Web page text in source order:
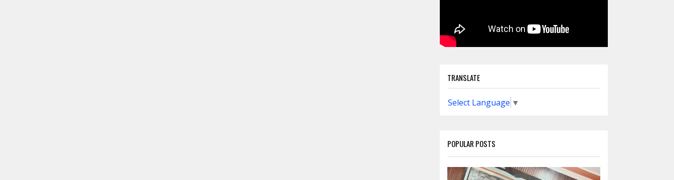
TRANSLATE
Select Language ▼
POPULAR POSTS